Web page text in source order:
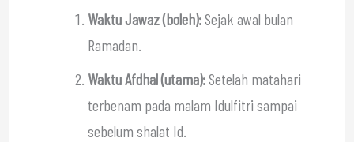
Waktu Jawaz (boleh):Sejak awal bulan
Ramadan.
Waktu Afdhal (utama):Setelah matahari
terbenam pada malam Idulfitri sampai
sebelum shalat Id.